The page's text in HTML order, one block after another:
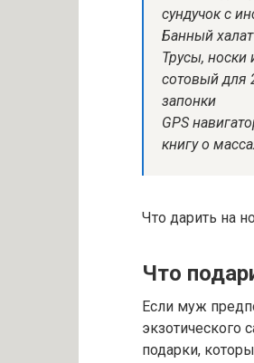
сундучок с
Банный халат
Трусы, носки
сотовый для
запонки
GPS
книгу о
Что дарить на
Что
Если муж
экзотического
подарки,